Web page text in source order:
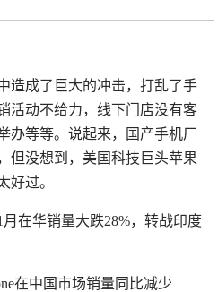
造成了巨大的冲击，打乱了手
活动不给力，线下门店没有客
办等等。说起来，国产手机厂
但没想到，美国科技巨头苹果
好过。
在中国市场销量同比减少